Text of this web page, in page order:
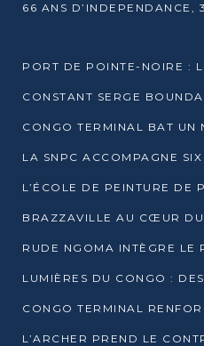
PORT DE POINTE-NOIRE : LE MÔLE EST PREND